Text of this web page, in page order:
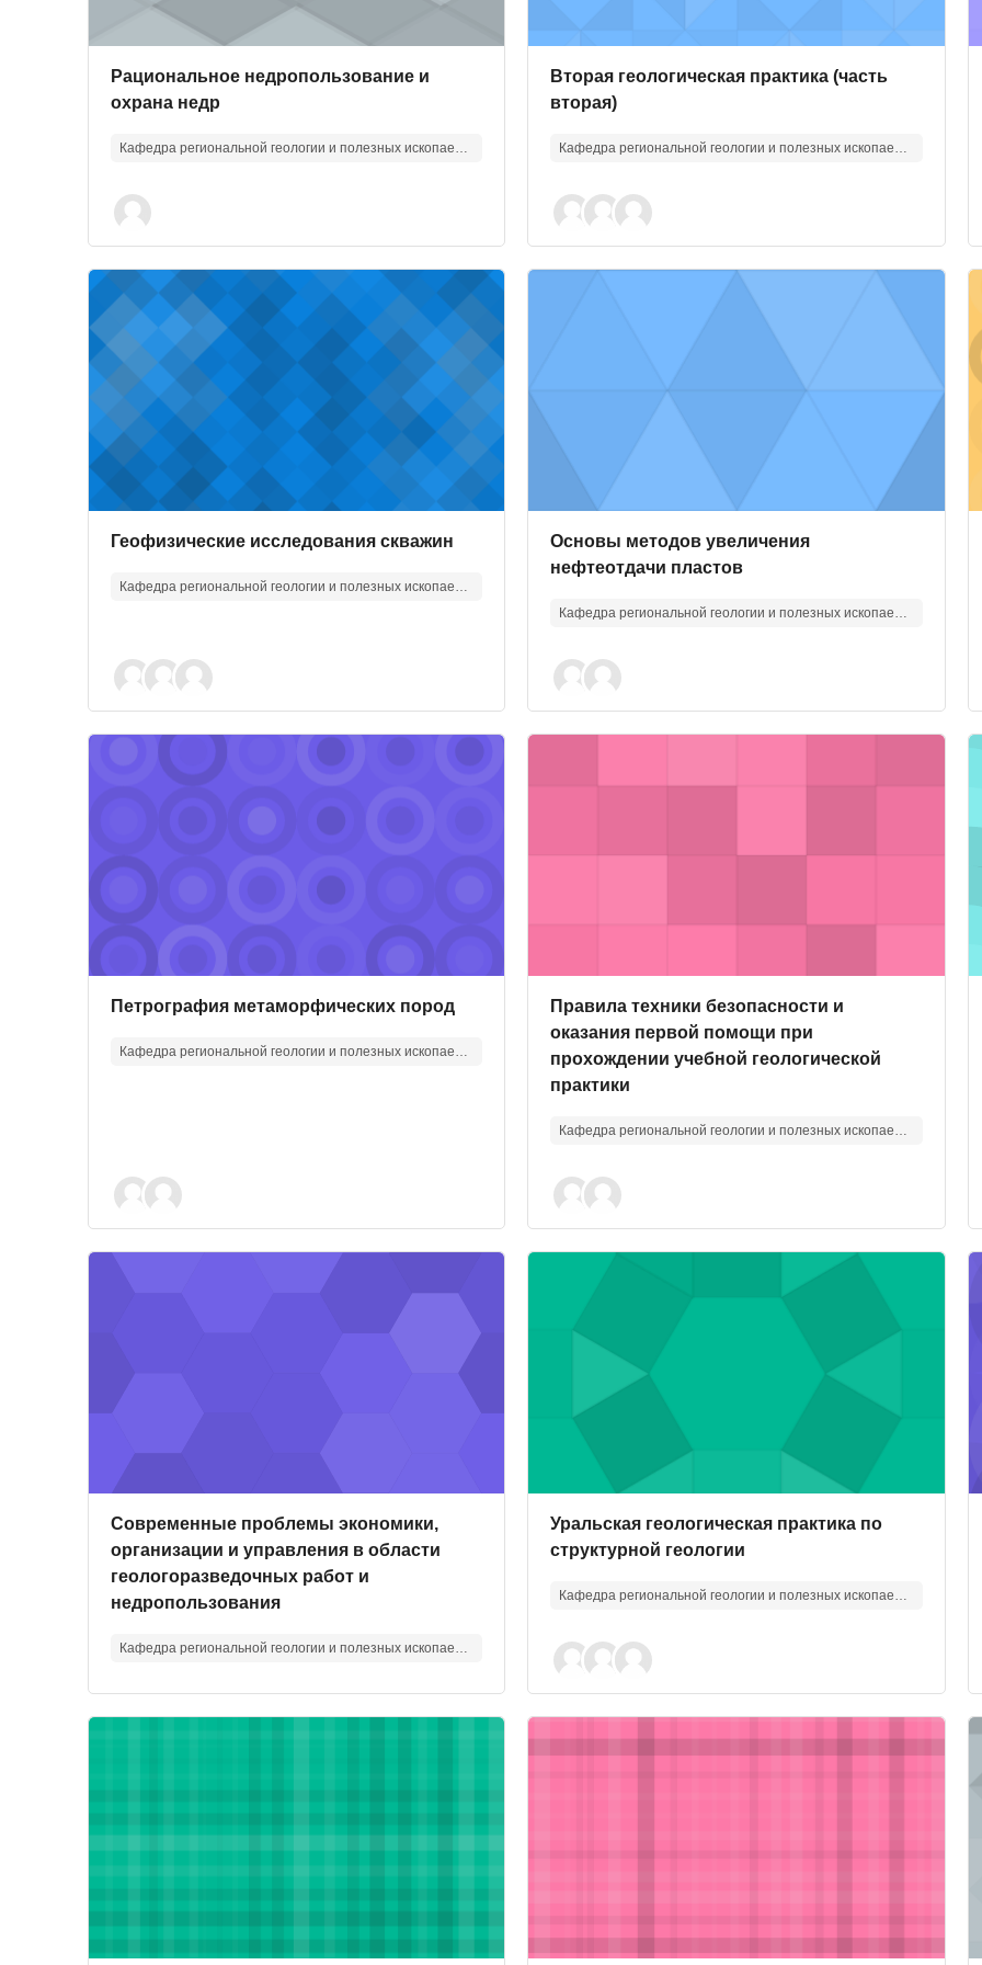
Изображение курса
Название курса
Рациональное недропользование и
охрана недр
Кафедра региональной геологии и полезных ископаемых
Изображение курса
Название курса
Вторая геологическая практика (часть
вторая)
Кафедра региональной геологии и полезных ископаемых
Изображение курса" Геофизические исследования скважин
Изображение курса
Название курса
Геофизические исследования скважин
Кафедра региональной геологии и полезных ископаемых
Изображение курса" Основы методов увеличения
Изображение курса
Название курса
Основы методов увеличения
нефтеотдачи пластов
Кафедра региональной геологии и полезных ископаемых
Изображение курса" Петрография метаморфических пород
Изображение курса
Название курса
Петрография метаморфических пород
Кафедра региональной геологии и полезных ископаемых
Изображение курса
Название курса
Правила техники безопасности и
оказания первой помощи при
прохождении учебной геологической
практики
Кафедра региональной геологии и полезных ископаемых
Изображение курса" Современные проблемы экономики, организации и управления в области
Изображение курса
Название курса
Современные проблемы экономики,
организации и управления в области
геологоразведочных работ и
недропользования
Кафедра региональной геологии и полезных ископаемых
Изображение курса" Уральская геологическая
Изображение курса
Название курса
Уральская геологическая практика по
структурной геологии
Кафедра региональной геологии и полезных ископаемых